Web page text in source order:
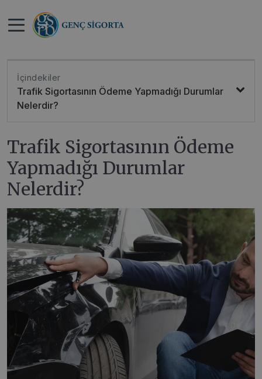
Anasayfa>
Durumlar Nelerdir?
İçindekiler
Trafik Sigortasının Ödeme Yapmadığı Durumlar
Nelerdir?
Trafik Sigortasının Ödeme
Yapmadığı Durumlar
Nelerdir?